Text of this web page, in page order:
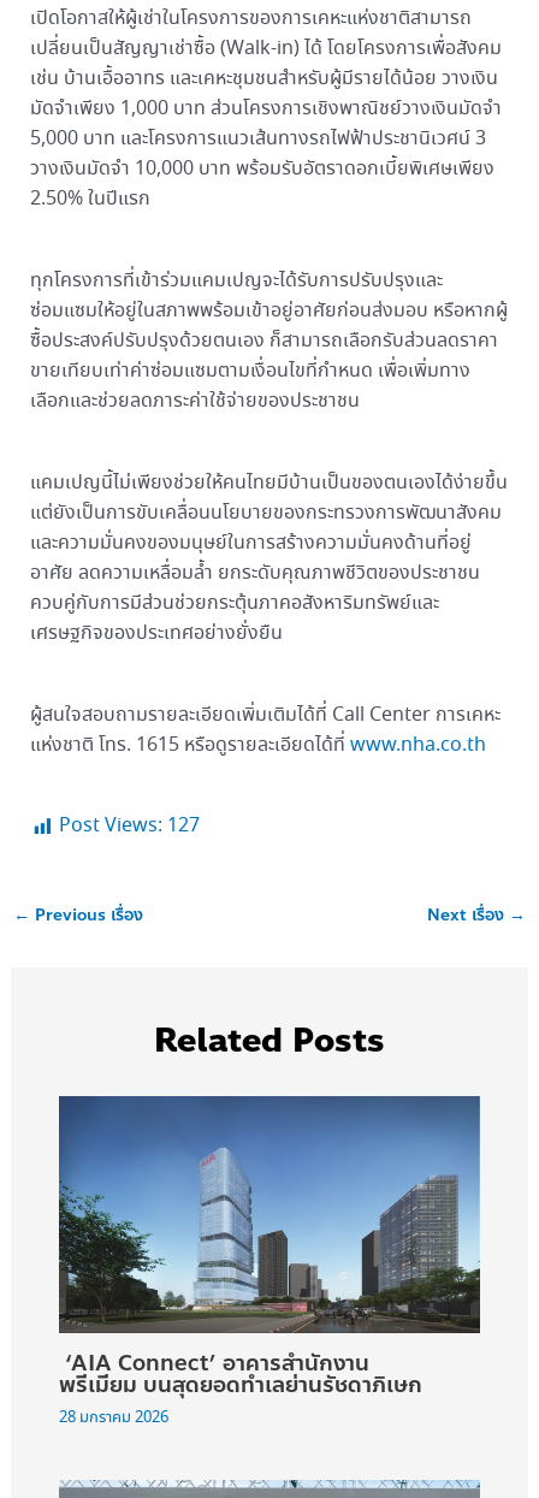
เปิดโอกาสให้ผู้เช่าในโครงการของการเคหะแห่งชาติสามารถ
เปลี่ยนเป็นสัญญาเช่าซื้อ (Walk-in) ได้ โดยโครงการเพื่อสังคม
เช่น บ้านเอื้ออาทร และเคหะชุมชนสำหรับผู้มีรายได้น้อย วางเงิน
มัดจำเพียง 1,000 บาท ส่วนโครงการเชิงพาณิชย์วางเงินมัดจำ
5,000 บาท และโครงการแนวเส้นทางรถไฟฟ้าประชานิเวศน์ 3
วางเงินมัดจำ 10,000 บาท พร้อมรับอัตราดอกเบี้ยพิเศษเพียง
2.50% ในปีแรก
ทุกโครงการที่เข้าร่วมแคมเปญจะได้รับการปรับปรุงและ
ซ่อมแซมให้อยู่ในสภาพพร้อมเข้าอยู่อาศัยก่อนส่งมอบ หรือหากผู้
ซื้อประสงค์ปรับปรุงด้วยตนเอง ก็สามารถเลือกรับส่วนลดราคา
ขายเทียบเท่าค่าซ่อมแซมตามเงื่อนไขที่กำหนด เพื่อเพิ่มทาง
เลือกและช่วยลดภาระค่าใช้จ่ายของประชาชน
แคมเปญนี้ไม่เพียงช่วยให้คนไทยมีบ้านเป็นของตนเองได้ง่ายขึ้น
แต่ยังเป็นการขับเคลื่อนนโยบายของกระทรวงการพัฒนาสังคม
และความมั่นคงของมนุษย์ในการสร้างความมั่นคงด้านที่อยู่
อาศัย ลดความเหลื่อมล้ำ ยกระดับคุณภาพชีวิตของประชาชน
ควบคู่กับการมีส่วนช่วยกระตุ้นภาคอสังหาริมทรัพย์และ
เศรษฐกิจของประเทศอย่างยั่งยืน
ผู้สนใจสอบถามรายละเอียดเพิ่มเติมได้ที่ Call Center การเคหะ
แห่งชาติ โทร. 1615 หรือดูรายละเอียดได้ที่ www.nha.co.th
Post Views: 127
← Previous เรื่อง Next เรื่อง →
Related Posts
‘AIA Connect’ อาคารสำนักงาน
พรีเมียม บนสุดยอดทำเลย่านรัชดาภิเษก
28 มกราคม 2026